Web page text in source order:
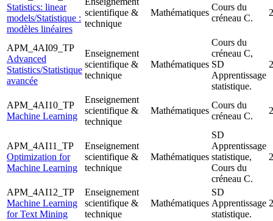
Statistics: linear
models/Statistique :
modèles linéaires
scientifique &
technique
Mathématiques
Cours du
créneau C.
APM_4AI09_TP
Advanced
Statistics/Statistique
avancée
Enseignement
scientifique &
technique
Mathématiques
Cours du
créneau C,
SD
Apprentissage
statistique.
APM_4AI10_TP
Machine Learning
Enseignement
scientifique &
technique
Mathématiques
Cours du
créneau C.
APM_4AI11_TP
Optimization for
Machine Learning
Enseignement
scientifique &
technique
Mathématiques
SD
Apprentissage
statistique,
Cours du
créneau C.
APM_4AI12_TP
Machine Learning
for Text Mining
Enseignement
scientifique &
technique
Mathématiques
SD
Apprentissage
statistique.